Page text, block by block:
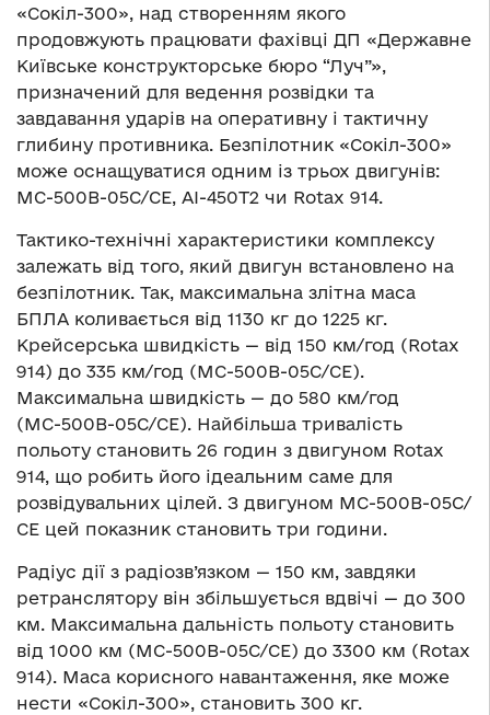
«Сокіл-300», над створенням якого
продовжують працювати фахівці ДП «Державне
Київське конструкторське бюро “Луч”»,
призначений для ведення розвідки та
завдавання ударів на оперативну і тактичну
глибину противника. Безпілотник «Сокіл-300»
може оснащуватися одним із трьох двигунів:
МС-500В-05С/СE, АІ-450Т2 чи Rotax 914.
Тактико-технічні характеристики комплексу
залежать від того, який двигун встановлено на
безпілотник. Так, максимальна злітна маса
БПЛА коливається від 1130 кг до 1225 кг.
Крейсерська швидкість — від 150 км/год (Rotax
914) до 335 км/год (МС-500В-05С/СE).
Максимальна швидкість — до 580 км/год
(МС-500В-05С/СE). Найбільша тривалість
польоту становить 26 годин з двигуном Rotax
914, що робить його ідеальним саме для
розвідувальних цілей. З двигуном МС-500В-05С/
СE цей показник становить три години.
Радіус дії з радіозв’язком — 150 км, завдяки
ретранслятору він збільшується вдвічі — до 300
км. Максимальна дальність польоту становить
від 1000 км (МС-500В-05С/СE) до 3300 км (Rotax
914). Маса корисного навантаження, яке може
нести «Сокіл-300», становить 300 кг.